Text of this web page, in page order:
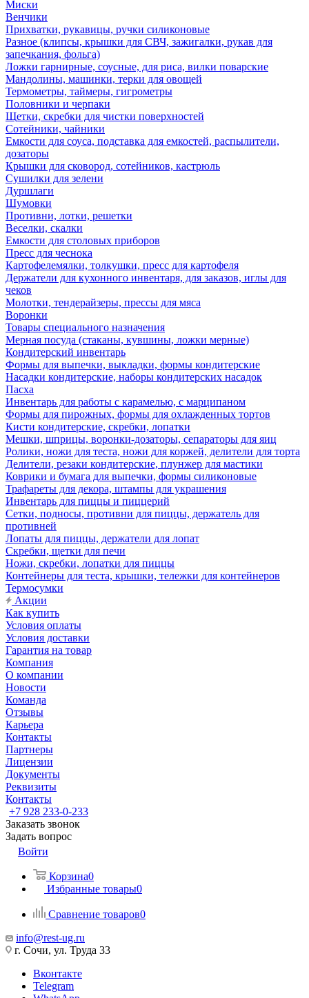
Миски
Венчики
Прихватки, рукавицы, ручки силиконовые
Разное (клипсы, крышки для СВЧ, зажигалки, рукав для
запечкания, фольга)
Ложки гарнирные, соусные, для риса, вилки поварские
Мандолины, машинки, терки для овощей
Термометры, таймеры, гигрометры
Половники и черпаки
Щетки, скребки для чистки поверхностей
Сотейники, чайники
Емкости для соуса, подставка для емкостей, распылители,
дозаторы
Крышки для сковород, сотейников, кастрюль
Сушилки для зелени
Дуршлаги
Шумовки
Противни, лотки, решетки
Веселки, скалки
Емкости для столовых приборов
Пресс для чеснока
Картофелемялки, толкушки, пресс для картофеля
Держатели для кухонного инвентаря, для заказов, иглы для
чеков
Молотки, тендерайзеры, прессы для мяса
Воронки
Товары специального назначения
Мерная посуда (стаканы, кувшины, ложки мерные)
Кондитерский инвентарь
Формы для выпечки, выкладки, формы кондитерские
Насадки кондитерские, наборы кондитерских насадок
Пасха
Инвентарь для работы с карамелью, с марципаном
Формы для пирожных, формы для охлажденных тортов
Кисти кондитерские, скребки, лопатки
Мешки, шприцы, воронки-дозаторы, сепараторы для яиц
Ролики, ножи для теста, ножи для коржей, делители для торта
Делители, резаки кондитерские, плунжер для мастики
Коврики и бумага для выпечки, формы силиконовые
Трафареты для декора, штампы для украшения
Инвентарь для пиццы и пиццерий
Сетки, подносы, противни для пиццы, держатель для
противней
Лопаты для пиццы, держатели для лопат
Скребки, щетки для печи
Ножи, скребки, лопатки для пиццы
Контейнеры для теста, крышки, тележки для контейнеров
Термосумки
Акции
Как купить
Условия оплаты
Условия доставки
Гарантия на товар
Компания
О компании
Новости
Команда
Отзывы
Карьера
Контакты
Партнеры
Лицензии
Документы
Реквизиты
Контакты
+7 928 233-0-233
Заказать звонок
Задать вопрос
Войти
Корзина0
Избранные товары0
Сравнение товаров0
info@rest-ug.ru
г. Сочи, ул. Труда 33
Вконтакте
Telegram